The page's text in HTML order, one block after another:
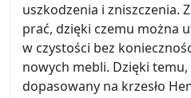
uszkodzenia i zniszczenia.
prać, dzięki czemu można
w czystości bez
nowych mebli. Dzięki
dopasowany na krzesło